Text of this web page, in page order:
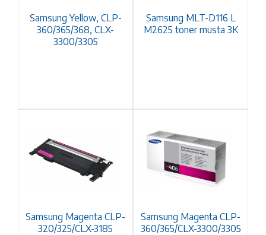
Samsung Yellow, CLP-
360/365/368, CLX-
3300/3305
Samsung MLT-D116 L
M2625 toner musta 3K
Samsung Magenta CLP-
320/325/CLX-3185
Samsung Magenta CLP-
360/365/CLX-3300/3305